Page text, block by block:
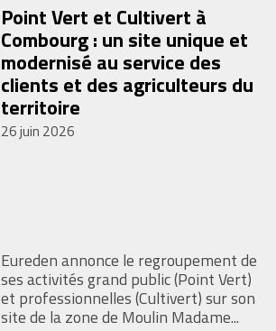
Point Vert et Cultivert à
Combourg : un site unique et
modernisé au service des
clients et des agriculteurs du
territoire
26 juin 2026
Eureden annonce le regroupement de
ses activités grand public (Point Vert)
et professionnelles (Cultivert) sur son
site de la zone de Moulin Madame...